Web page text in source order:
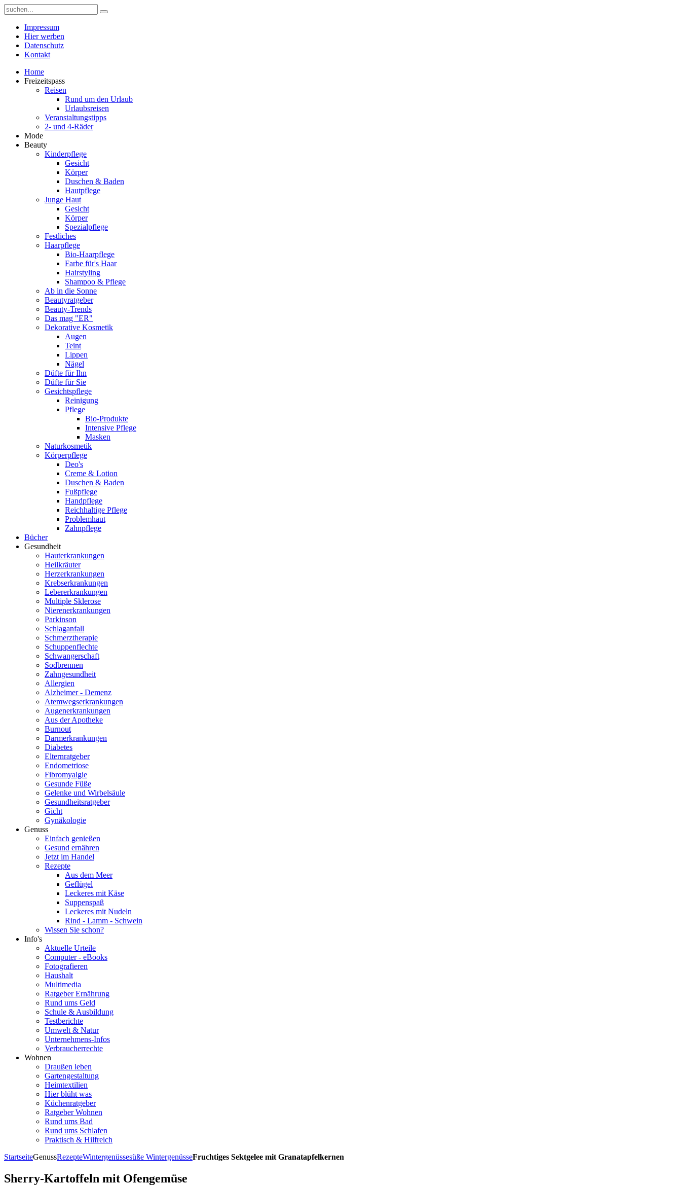
Impressum
Hier werben
Datenschutz
Kontakt
Home
Freizeitspass
Reisen
Rund um den Urlaub
Urlaubsreisen
Veranstaltungstipps
2- und 4-Räder
Mode
Beauty
Kinderpflege
Gesicht
Körper
Duschen & Baden
Hautpflege
Junge Haut
Gesicht
Körper
Spezialpflege
Festliches
Haarpflege
Bio-Haarpflege
Farbe für's Haar
Hairstyling
Shampoo & Pflege
Ab in die Sonne
Beautyratgeber
Beauty-Trends
Das mag "ER"
Dekorative Kosmetik
Augen
Teint
Lippen
Nägel
Düfte für Ihn
Düfte für Sie
Gesichtspflege
Reinigung
Pflege
Bio-Produkte
Intensive Pflege
Masken
Naturkosmetik
Körperpflege
Deo's
Creme & Lotion
Duschen & Baden
Fußpflege
Handpflege
Reichhaltige Pflege
Problemhaut
Zahnpflege
Bücher
Gesundheit
Hauterkrankungen
Heilkräuter
Herzerkrankungen
Krebserkrankungen
Lebererkrankungen
Multiple Sklerose
Nierenerkrankungen
Parkinson
Schlaganfall
Schmerztherapie
Schuppenflechte
Schwangerschaft
Sodbrennen
Zahngesundheit
Allergien
Alzheimer - Demenz
Atemwegserkrankungen
Augenerkrankungen
Aus der Apotheke
Burnout
Darmerkrankungen
Diabetes
Elternratgeber
Endometriose
Fibromyalgie
Gesunde Füße
Gelenke und Wirbelsäule
Gesundheitsratgeber
Gicht
Gynäkologie
Genuss
Einfach genießen
Gesund ernähren
Jetzt im Handel
Rezepte
Aus dem Meer
Geflügel
Leckeres mit Käse
Suppenspaß
Leckeres mit Nudeln
Rind - Lamm - Schwein
Wissen Sie schon?
Info's
Aktuelle Urteile
Computer - eBooks
Fotografieren
Haushalt
Multimedia
Ratgeber Ernährung
Rund ums Geld
Schule & Ausbildung
Testberichte
Umwelt & Natur
Unternehmens-Infos
Verbraucherrechte
Wohnen
Draußen leben
Gartengestaltung
Heimtextilien
Hier blüht was
Küchenratgeber
Ratgeber Wohnen
Rund ums Bad
Rund ums Schlafen
Praktisch & Hilfreich
StartseiteGenussRezepteWintergenüssesüße WintergenüsseFruchtiges Sektgelee mit Granatapfelkernen
Sherry-Kartoffeln mit Ofengemüse